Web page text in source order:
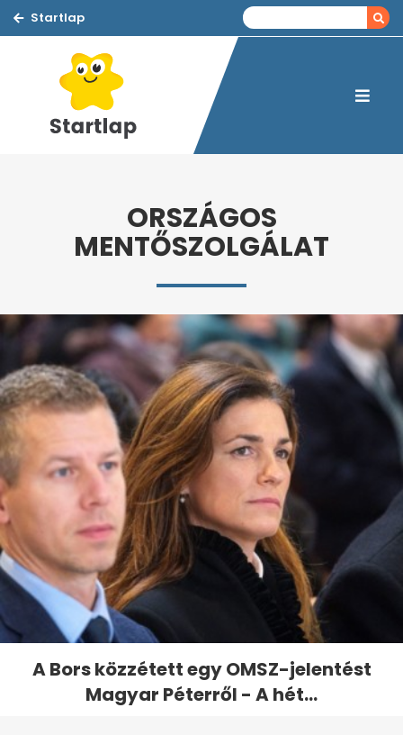
Startlap
ORSZÁGOS
MENTŐSZOLGÁLAT
A Bors közzétett egy OMSZ-jelentést
Magyar Péterről - A hét...